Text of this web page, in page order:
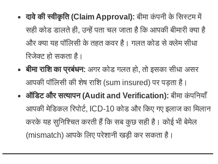
दावे की स्वीकृति (Claim Approval): बीमा कंपनी के सिस्टम में
सही कोड डालते ही, उन्हें पता चल जाता है कि आपकी बीमारी क्या है
और क्या यह पॉलिसी के तहत कवर है। गलत कोड से क्लेम सीधा
रिजेक्ट हो सकता है।
बीमा राशि का प्रबंधन: अगर कोड गलत हो, तो इसका सीधा असर
आपकी पॉलिसी की शेष राशि (sum insured) पर पड़ता है।
ऑडिट और सत्यापन (Audit and Verification): बीमा कंपनियाँ
आपकी मेडिकल रिपोर्ट, ICD-10 कोड और किए गए इलाज का मिलान
करके यह सुनिश्चित करती हैं कि सब कुछ सही है। कोई भी बेमेल
(mismatch) आपके लिए परेशानी खड़ी कर सकता है।